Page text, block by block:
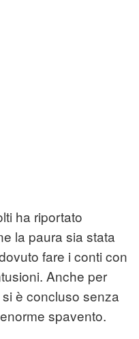
ha riportato
la paura sia stata
fare i conti con
Anche per
è concluso senza
spavento.